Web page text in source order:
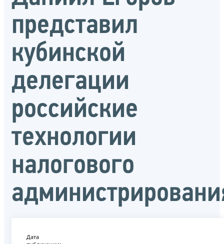
представил
кубинской
делегации
российские
технологии
налогового
Дата